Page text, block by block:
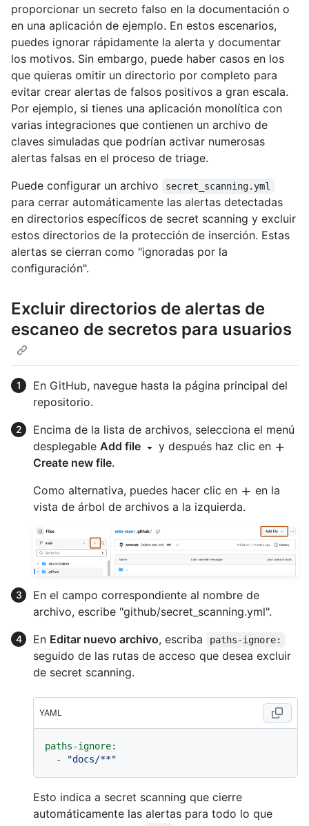
proporcionar un secreto falso en la documentación o
en una aplicación de ejemplo. En estos escenarios,
puedes ignorar rápidamente la alerta y documentar
los motivos. Sin embargo, puede haber casos en los
que quieras omitir un directorio por completo para
evitar crear alertas de falsos positivos a gran escala.
Por ejemplo, si tienes una aplicación monolítica con
varias integraciones que contienen un archivo de
claves simuladas que podrían activar numerosas
alertas falsas en el proceso de triage.
Puede configurar un archivo
secret_scanning.yml
para cerrar automáticamente las alertas detectadas
en directorios específicos de secret scanning y excluir
estos directorios de la protección de inserción. Estas
alertas se cierran como "ignoradas por la
configuración".
Excluir directorios de alertas de
escaneo de secretos para usuarios
En GitHub, navegue hasta la página principal del
repositorio.
Encima de la lista de archivos, selecciona el menú
desplegable Add file
y después haz clic en
Create new file.
Como alternativa, puedes hacer clic en
en la
vista de árbol de archivos a la izquierda.
En el campo correspondiente al nombre de
archivo, escribe "github/secret_scanning.yml".
En Editar nuevo archivo, escriba paths-ignore:
seguido de las rutas de acceso que desea excluir
de secret scanning.
YAML
paths-ignore:
-
"docs/**"
Esto indica a secret scanning que cierre
automáticamente las alertas para todo lo que